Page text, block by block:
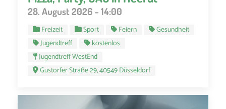
28. August 2026 - 14:00
Freizeit Sport Feiern
Gesundheit
Jugendtreff
kostenlos
Jugendtreff WestEnd
Gustorfer Straße 29, 40549 Düsseldorf